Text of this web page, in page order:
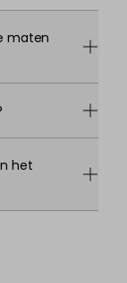
maten
het